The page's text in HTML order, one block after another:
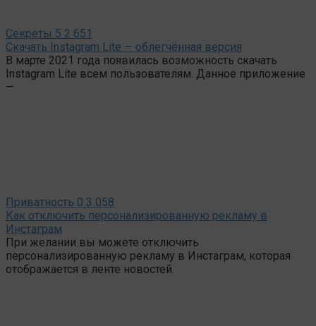
Секреты 5 2 651
Скачать Instagram Lite — облегчённая версия
В марте 2021 года появилась возможность скачать
Instagram Lite всем пользователям. Данное приложение
—
Приватность 0 3 058
Как отключить персонализированную рекламу в
Инстаграм
При желании вы можете отключить
персонализированную рекламу в Инстаграм, которая
отображается в ленте новостей.